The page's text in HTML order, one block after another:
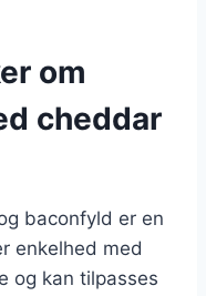
om
cheddar
baconfyld er en
enkelhed med
og kan tilpasses